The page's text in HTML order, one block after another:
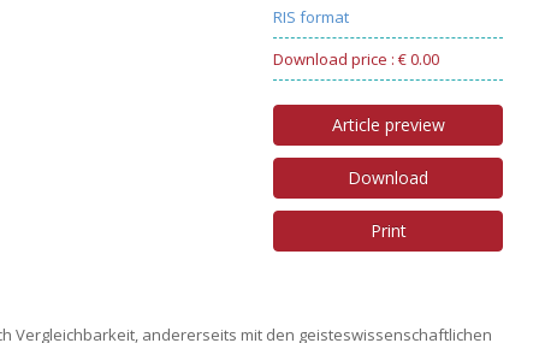
RIS format
Download price : € 0.00
Article preview
Download
Print
Vergleichbarkeit, andererseits mit den geisteswissenschaftlichen